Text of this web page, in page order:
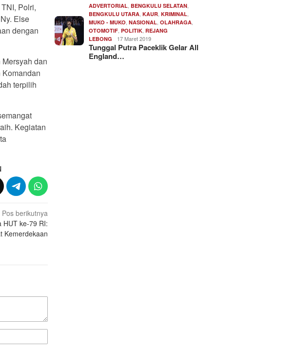
Polri,
Else
dengan
dan
terpilih
Kegiatan
Pos berikutnya
HUT ke-79 RI:
Kemerdekaan
ADVERTORIAL ,BENGKULU SELATAN
BENGKULU UTARA ,KAUR ,KRIMINAL
MUKO - MUKO ,NASIONAL ,OLAHRAGA
OTOMOTIF ,POLITIK ,REJANG
LEBONG
17 Maret 2019
Tunggal Putra Paceklik Gelar All
England…